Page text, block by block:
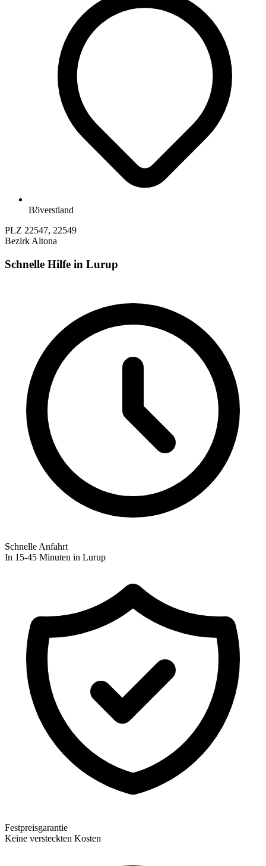
Böverstland
PLZ 22547, 22549
Bezirk Altona
Schnelle Hilfe in Lurup
Schnelle Anfahrt
In 15-45 Minuten in Lurup
Festpreisgarantie
Keine versteckten Kosten